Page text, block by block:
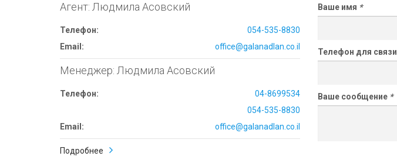
Агент: Людмила Асовский
Телефон:
054-535-8830
Email:
office@galanadlan.co.il
Менеджер: Людмила Асовский
Телефон:
04-8699534
054-535-8830
Email:
office@galanadlan.co.il
Подробнее
Ваше имя *
Телефон для связи
Ваше сообщение *